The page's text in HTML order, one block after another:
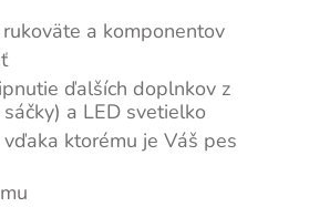
a komponentov
ďalších doplnkov z
a LED svetielko
ktorému je Váš pes